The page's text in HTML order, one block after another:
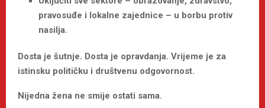
pravosuđe i lokalne zajednice – u borbu protiv
nasilja.
Dosta je šutnje. Dosta je opravdanja. Vrijeme je za
istinsku političku i društvenu odgovornost.
Nijedna žena ne smije ostati sama.